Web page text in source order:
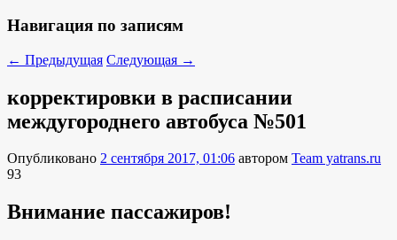
Навигация по записям
← Предыдущая Следующая →
корректировки в расписании
междугороднего автобуса №501
Опубликовано 2 сентября 2017, 01:06 автором Team yatrans.ru
93
Внимание пассажиров!